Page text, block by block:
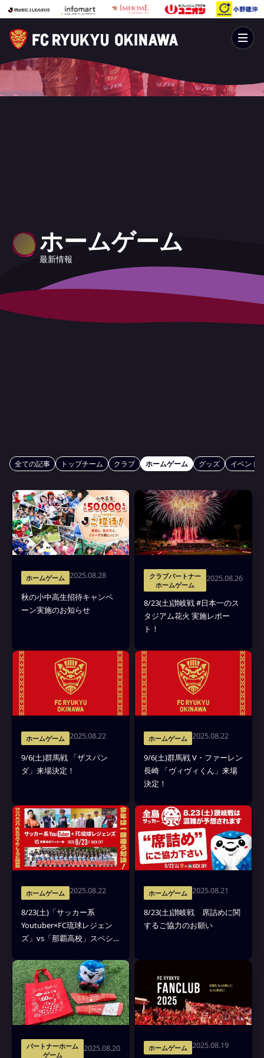
ホームゲーム
最新情報
全ての記事 トップチーム クラブ ホームゲーム グッズ イベント
ホームゲーム 2025.08.28
秋の小中高生招待キャンペ
ーン実施のお知らせ
クラブパートナー
ホームゲーム
2025.08.26
8/23(土)讃岐戦 #日本一のス
タジアム花火 実施レポー
ト！
ホームゲーム 2025.08.22
9/6(土)群馬戦 「ザスパン
ダ」来場決定！
ホームゲーム 2025.08.22
9/6(土)群馬戦 V・ファーレン
長崎 「ヴィヴィくん」来場
決定！
ホームゲーム 2025.08.22
8/23(土)「サッカー系
Youtuber×FC琉球レジェン
ズ」vs「那覇高校」スペシ
記)
ホームゲーム 2025.08.21
8/23(土)讃岐戦 席詰めに関
するご協力のお願い
パートナーホーム
ゲーム
2025.08.20 ホームゲーム 2025.08.19